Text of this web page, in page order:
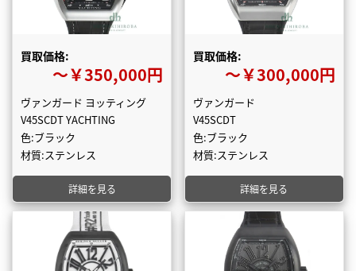
買取価格:
〜￥350,000円
ヴァンガード ヨッティング
V45SCDT YACHTING
色:ブラック
材質:ステンレス
詳細を見る
買取価格:
〜￥300,000円
ヴァンガード
V45SCDT
色:ブラック
材質:ステンレス
詳細を見る